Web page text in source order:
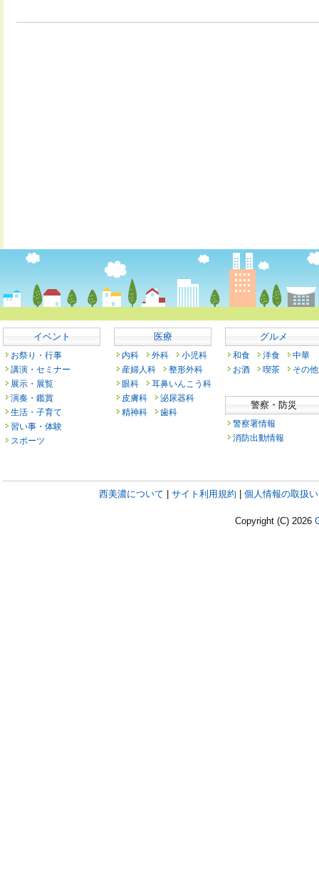
イベント
お祭り・行事
講演・セミナー
展示・展覧
演奏・鑑賞
生活・子育て
習い事・体験
スポーツ
医療
内科 外科
小児科
産婦人科
整形外科
眼科
耳鼻いんこう科
皮膚科
泌尿器科
精神科
歯科
グルメ
和食 洋食
中華
お酒
喫茶 その他
警察・防災
警察署情報
消防出動情報
西美濃について | サイト利用規約 | 個人情報の取扱
Copyright (C) 2026